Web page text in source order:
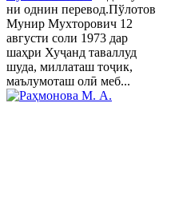
ни однин перевод.Пўлотов
Мунир Мухторович 12
августи соли 1973 дар
шаҳри Хуҷанд таваллуд
шуда, миллаташ тоҷик,
маълумоташ олӣ меб...